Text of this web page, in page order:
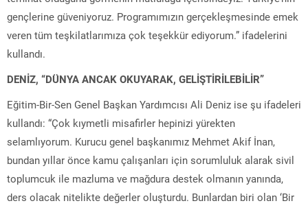
gençlerine güveniyoruz. Programımızın gerçekleşmesinde emek
veren tüm teşkilatlarımıza çok teşekkür ediyorum.” ifadelerini
kullandı.
DENİZ, “DÜNYA ANCAK OKUYARAK, GELİŞTİRİLEBİLİR”
Eğitim-Bir-Sen Genel Başkan Yardımcısı Ali Deniz ise şu ifadeleri
kullandı: “Çok kıymetli misafirler hepinizi yürekten
selamlıyorum. Kurucu genel başkanımız Mehmet Akif İnan,
bundan yıllar önce kamu çalışanları için sorumluluk alarak sivil
toplumcuk ile mazluma ve mağdura destek olmanın yanında,
ders olacak nitelikte değerler oluşturdu. Bunlardan biri olan ‘Bir